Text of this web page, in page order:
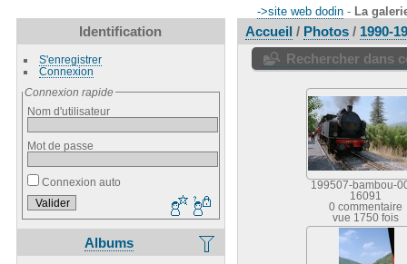
->site web dodin - La
Identification
S'enregistrer
Connexion
Connexion rapide
Nom d'utilisateur
Mot de passe
Connexion auto
Albums
Accueil/ Photos/ 1990-
Rechercher dans
199507-bambou-
16091
0 commentaire
vue 1750 fois